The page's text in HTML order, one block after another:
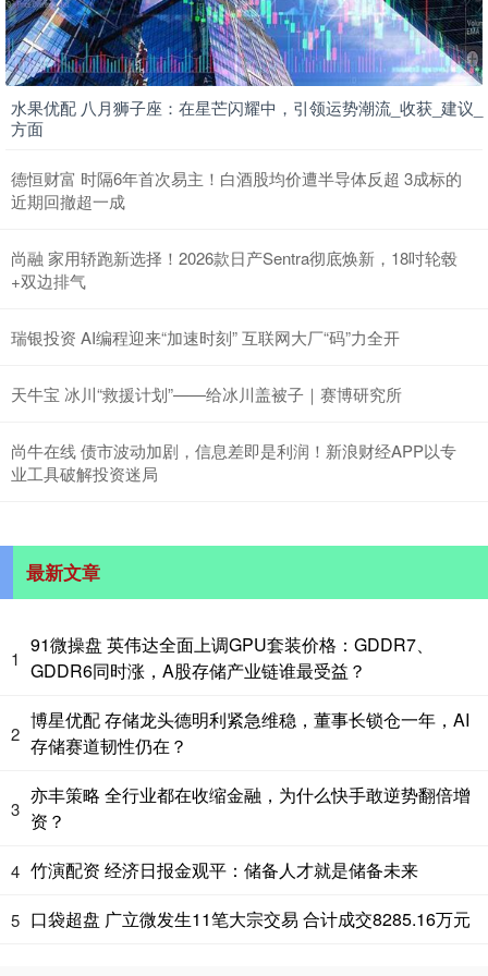
水果优配 八月狮子座：在星芒闪耀中，引领运势潮流_收获_建议_
方面
德恒财富 时隔6年首次易主！白酒股均价遭半导体反超 3成标的
近期回撤超一成
尚融 家用轿跑新选择！2026款日产Sentra彻底焕新，18吋轮毂
+双边排气
瑞银投资 AI编程迎来“加速时刻” 互联网大厂“码”力全开
天牛宝 冰川“救援计划”——给冰川盖被子｜赛博研究所
尚牛在线 债市波动加剧，信息差即是利润！新浪财经APP以专
业工具破解投资迷局
最新文章
1
91微操盘 英伟达全面上调GPU套装价格：GDDR7、
GDDR6同时涨，A股存储产业链谁最受益？
2
博星优配 存储龙头德明利紧急维稳，董事长锁仓一年，AI
存储赛道韧性仍在？
3
亦丰策略 全行业都在收缩金融，为什么快手敢逆势翻倍增
资？
4 竹演配资 经济日报金观平：储备人才就是储备未来
5 口袋超盘 广立微发生11笔大宗交易 合计成交8285.16万元